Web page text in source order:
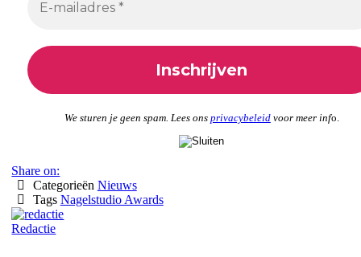
We sturen je geen spam. Lees ons privacybeleidvoor meer info.
Share on:
Categorieën Nieuws
Tags Nagelstudio Awards
Redactie